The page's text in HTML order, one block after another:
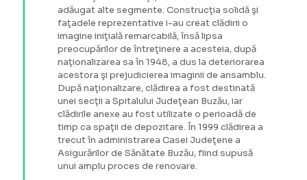
adăugat alte segmente. Construcţia solidă şi
faţadele reprezentative i-au creat clădirii o
imagine iniţială remarcabilă, însă lipsa
preocupărilor de întreţinere a acesteia, după
naţionalizarea sa în 1948, a dus la deteriorarea
acestora şi prejudicierea imaginii de ansamblu.
După naţionalizare, clădirea a fost destinată
unei secţii a Spitalului Judeţean Buzău, iar
clădirile anexe au fost utilizate o perioadă de
timp ca spaţii de depozitare. În 1999 clădirea a
trecut în administrarea Casei Judeţene a
Asigurărilor de Sănătate Buzău, fiind supusă
unui amplu proces de renovare.